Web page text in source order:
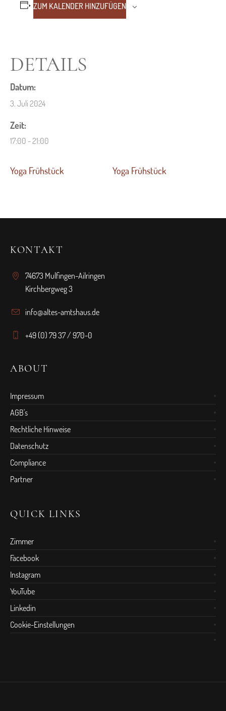
ZUM KALENDER HINZUFÜGEN
DETAILS
Datum:
3. Juli 2024
Zeit:
17:00 - 21:00
Yoga Frühstück Yoga Frühstück
KONTAKT
74673 Mulfingen-Ailringen
Kirchbergweg 3
info@altes-amtshaus.de
+49 (0) 79 37 / 970-0
ABOUT
Impressum
AGB's
Rechtliche Hinweise
Datenschutz
Compliance
Partner
QUICK LINKS
Zimmer
Facebook
Instagram
YouTube
Linkedin
Cookie-Einstellungen